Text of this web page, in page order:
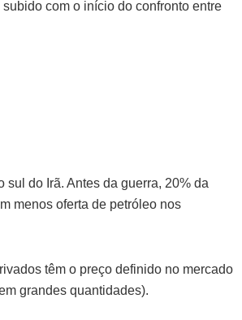
com o início do confronto entre
do Irã. Antes da guerra, 20% da
menos oferta de petróleo nos
têm o preço definido no mercado
grandes quantidades).